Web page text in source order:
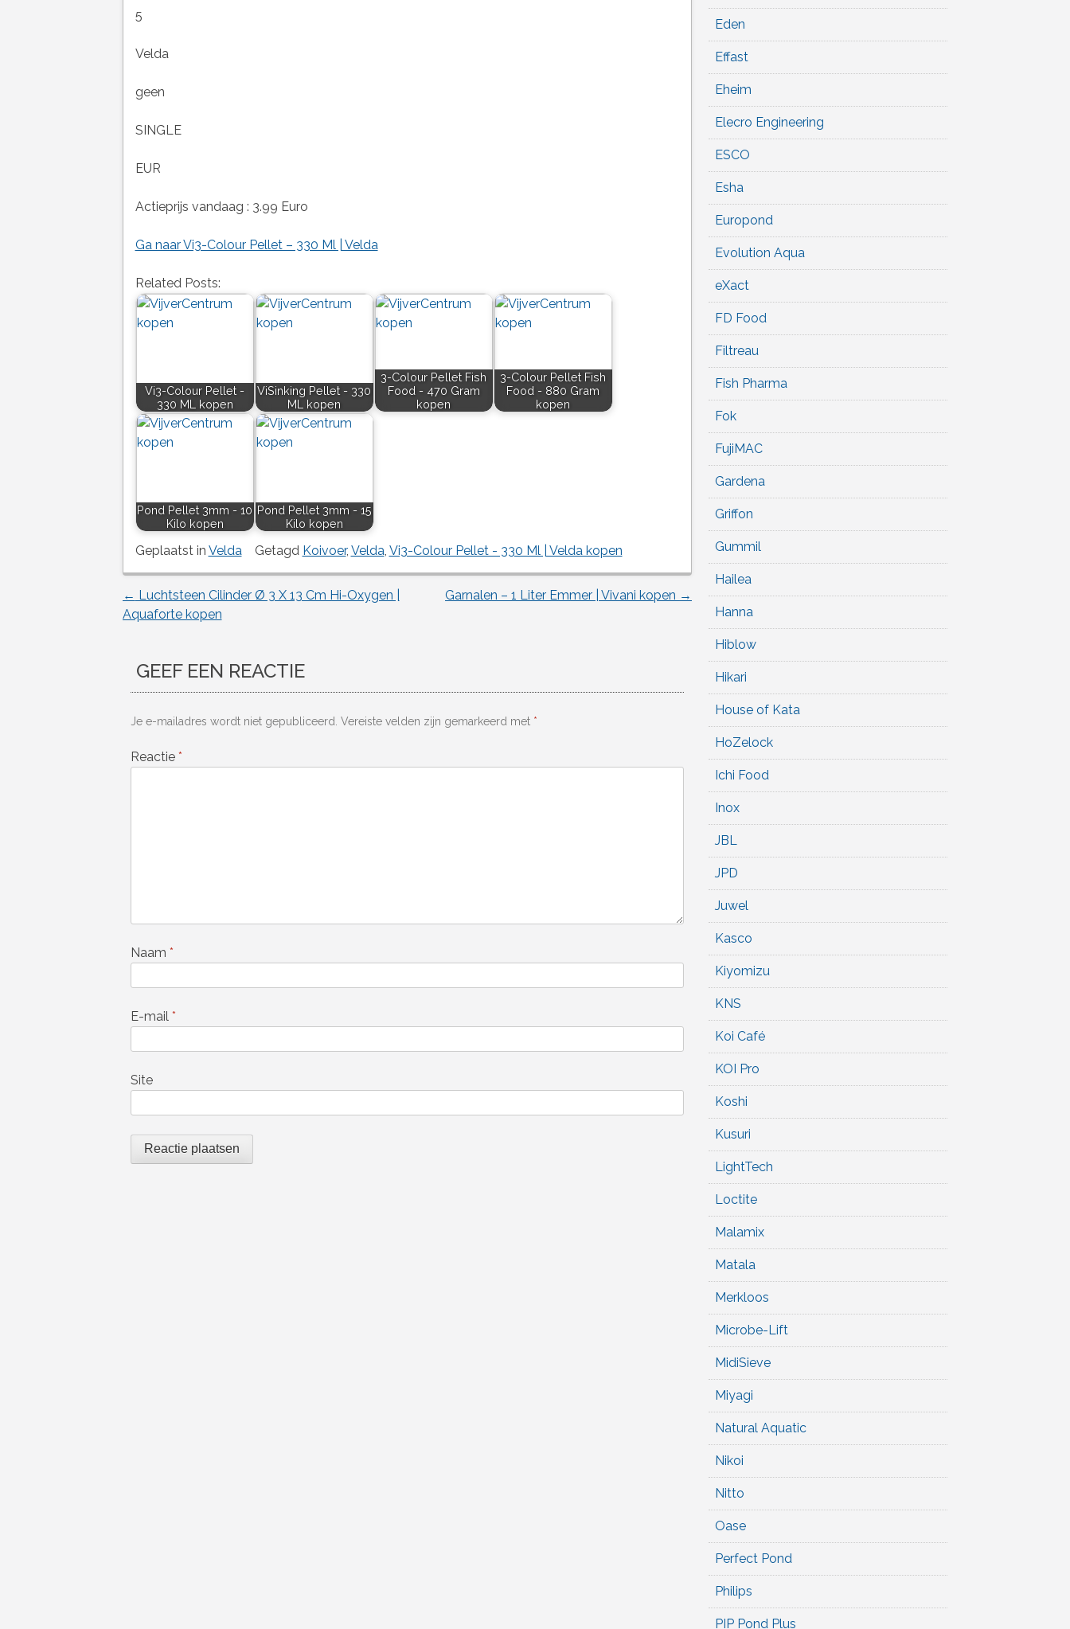
5
Velda
geen
SINGLE
EUR
Actieprijs vandaag : 3.99 Euro
Ga naar Vi3-Colour Pellet – 330 Ml | Velda
Related Posts:
Vi3-Colour Pellet -
330 ML kopen
ViSinking Pellet - 330
ML kopen
3-Colour Pellet Fish
Food - 470 Gram
kopen
3-Colour Pellet Fish
Food - 880 Gram
kopen
Pond Pellet 3mm - 10
Kilo kopen
Pond Pellet 3mm - 15
Kilo kopen
Geplaatst in Velda Getagd Koivoer, Velda, Vi3-Colour Pellet - 330 Ml | Velda kopen
Berichtnavigatie
← Luchtsteen Cilinder Ø 3 X 13 Cm Hi-Oxygen |
Aquaforte kopen
Garnalen – 1 Liter Emmer | Vivani kopen →
GEEF EEN REACTIE
Je e-mailadres wordt niet gepubliceerd. Vereiste velden zijn gemarkeerd met *
Reactie *
Naam *
E-mail *
Site
Eden
Effast
Eheim
Elecro Engineering
ESCO
Esha
Europond
Evolution Aqua
eXact
FD Food
Filtreau
Fish Pharma
Fok
FujiMAC
Gardena
Griffon
Gummil
Hailea
Hanna
Hiblow
Hikari
House of Kata
HoZelock
Ichi Food
Inox
JBL
JPD
Juwel
Kasco
Kiyomizu
KNS
Koi Café
KOI Pro
Koshi
Kusuri
LightTech
Loctite
Malamix
Matala
Merkloos
Microbe-Lift
MidiSieve
Miyagi
Natural Aquatic
Nikoi
Nitto
Oase
Perfect Pond
Philips
PIP Pond Plus